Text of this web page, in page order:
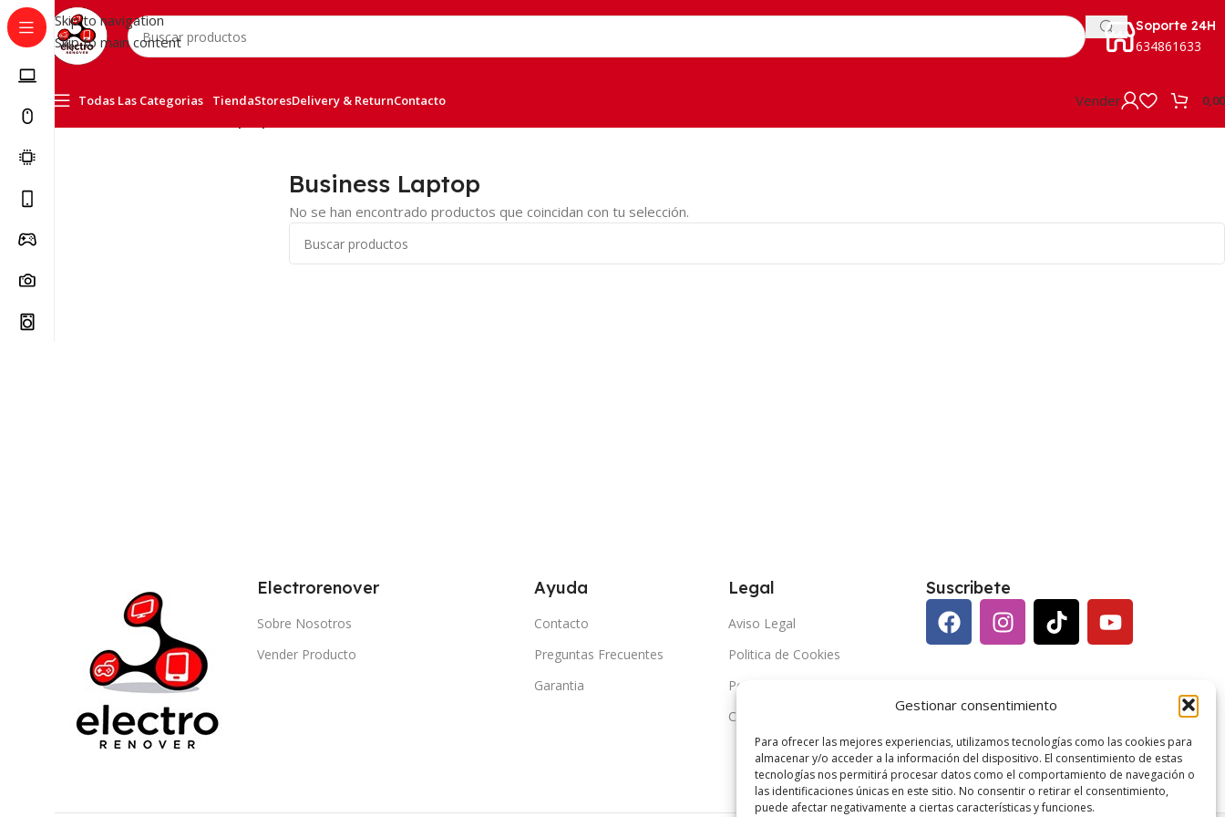
Gestionar consentimiento
Para ofrecer las mejores experiencias, utilizamos tecnologías como las cookies para
almacenar y/o acceder a la información del dispositivo. El consentimiento de estas
tecnologías nos permitirá procesar datos como el comportamiento de navegación o
las identificaciones únicas en este sitio. No consentir o retirar el consentimiento,
puede afectar negativamente a ciertas características y funciones.
Skip to navigation
Skip to main content
Soporte 24H
634861633
Todas Las Categorias TiendaStoresDelivery & ReturnContacto Vender
Business Laptop
No se han encontrado productos que coincidan con tu selección.
Electrorenover
Sobre Nosotros
Vender Producto
Ayuda
Contacto
Preguntas Frecuentes
Garantia
Legal
Aviso Legal
Politica de Cookies
Politica de Privacidad
Condiciones Generales
Suscribete